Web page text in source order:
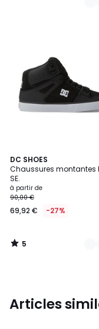
DC SHOES
Chaussures montantes
SE.
à partir de
90,00 €
69,92 € -27%
5
/
5
6
Couleurs
5
/
Articles